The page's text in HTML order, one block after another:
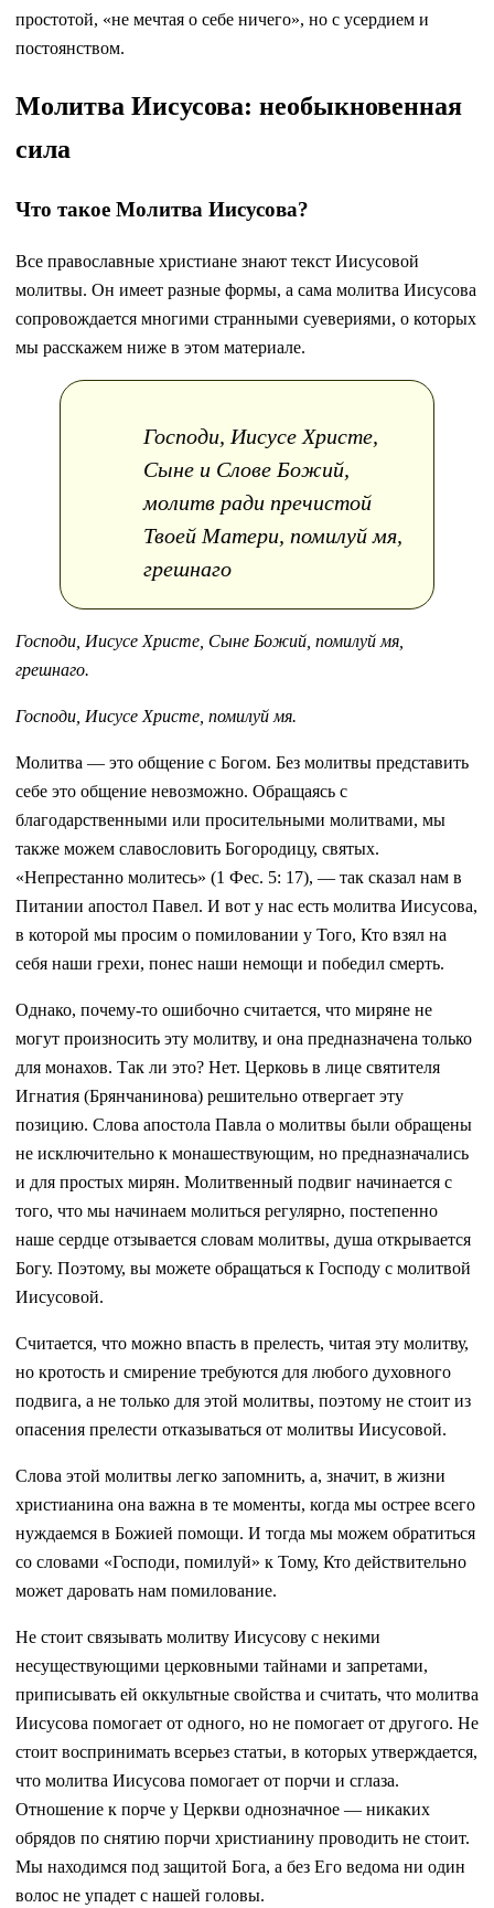
простотой, «не мечтая о себе ничего», но с усердием и
постоянством.
Молитва Иисусова: необыкновенная
сила
Что такое Молитва Иисусова?
Все православные христиане знают текст Иисусовой
молитвы. Он имеет разные формы, а сама молитва Иисусова
сопровождается многими странными суевериями, о которых
мы расскажем ниже в этом материале.
Господи, Иисусе Христе,
Сыне и Слове Божий,
молитв ради пречистой
Твоей Матери, помилуй мя,
грешнаго
Господи, Иисусе Христе, Сыне Божий, помилуй мя,
грешнаго.
Господи, Иисусе Христе, помилуй мя.
Молитва — это общение с Богом. Без молитвы представить
себе это общение невозможно. Обращаясь с
благодарственными или просительными молитвами, мы
также можем славословить Богородицу, святых.
«Непрестанно молитесь» (1 Фес. 5: 17), — так сказал нам в
Питании апостол Павел. И вот у нас есть молитва Иисусова,
в которой мы просим о помиловании у Того, Кто взял на
себя наши грехи, понес наши немощи и победил смерть.
Однако, почему-то ошибочно считается, что миряне не
могут произносить эту молитву, и она предназначена только
для монахов. Так ли это? Нет. Церковь в лице святителя
Игнатия (Брянчанинова) решительно отвергает эту
позицию. Слова апостола Павла о молитвы были обращены
не исключительно к монашествующим, но предназначались
и для простых мирян. Молитвенный подвиг начинается с
того, что мы начинаем молиться регулярно, постепенно
наше сердце отзывается словам молитвы, душа открывается
Богу. Поэтому, вы можете обращаться к Господу с молитвой
Иисусовой.
Считается, что можно впасть в прелесть, читая эту молитву,
но кротость и смирение требуются для любого духовного
подвига, а не только для этой молитвы, поэтому не стоит из
опасения прелести отказываться от молитвы Иисусовой.
Слова этой молитвы легко запомнить, а, значит, в жизни
христианина она важна в те моменты, когда мы острее всего
нуждаемся в Божией помощи. И тогда мы можем обратиться
со словами «Господи, помилуй» к Тому, Кто действительно
может даровать нам помилование.
Не стоит связывать молитву Иисусову с некими
несуществующими церковными тайнами и запретами,
приписывать ей оккультные свойства и считать, что молитва
Иисусова помогает от одного, но не помогает от другого. Не
стоит воспринимать всерьез статьи, в которых утверждается,
что молитва Иисусова помогает от порчи и сглаза.
Отношение к порче у Церкви однозначное — никаких
обрядов по снятию порчи христианину проводить не стоит.
Мы находимся под защитой Бога, а без Его ведома ни один
волос не упадет с нашей головы.